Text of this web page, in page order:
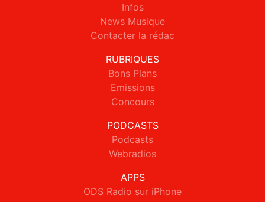
Infos
News Musique
Contacter la rédac
RUBRIQUES
Bons Plans
Emissions
Concours
PODCASTS
Podcasts
Webradios
APPS
ODS Radio sur iPhone